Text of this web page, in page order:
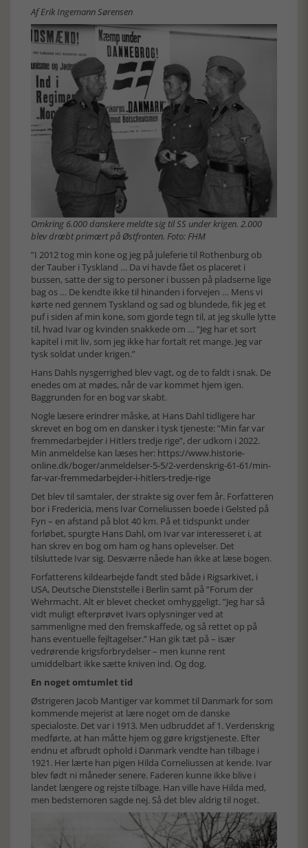
Af Erik Ingemann Sørensen
Omkring 6.000 danskere meldte sig til SS under krigen. 2.000
blev dræbt primært på Østfronten. Foto: FHM
”I 2012 tog min kone og jeg på juleferie til Rothenburg ob
der Tauber i Tyskland … Da vi havde fået os placeret i
bussen, satte der sig to personer i bussen på pladserne lige
bag os … De kendte ikke til hinanden i forvejen … Mens vi
kørte ned gennem Tyskland og sad og blundede, fik jeg et
puf i siden af min kone, som gjorde tegn til, at jeg skulle lytte
til, hvad Ivar og kvinden snakkede om … ”Jeg har et sort
kapitel i mit liv, som jeg ikke har fortalt ret mange. Jeg var
tysk soldat under krigen.”
Hans Dahls nysgerrighed blev vagt, og de to faldt i snak. De
enedes om at mødes, når de var kommet hjem igen.
Baggrunden for en bog var skabt.
Nogle læsere erindrer måske, at Hans Dahl tidligere har
skrevet en bog om en dansker i tysk tjeneste: ”Min far var
fremmedarbejder i Hitlers tredje rige”, der udkom i 2022.
Min anmeldelse kan læses her: https://www.historie-
online.dk/boger/anmeldelser-5-5/2-verdenskrig-61-61/min-
far-var-fremmedarbejder-i-hitlers-tredje-rige
Det blev til samtaler, der strakte sig over fem år. Forfatteren
bor i Fredericia, mens Ivar Corneliussen boede i Gelsted på
Fyn – en afstand på blot 40 km. På et tidspunkt under
forløbet, spurgte Hans Dahl, om Ivar var interesseret i, at
han skrev en bog om ham og hans oplevelser. Det
tilsluttede Ivar sig. Desværre nåede han ikke at læse bogen.
Forfatterens kildearbejde fandt sted både i Rigsarkivet, i
USA, Deutsche Dienststelle i Berlin samt på ”Forum der
Wehrmacht. Alt er blevet checket omhyggeligt. ”Jeg har så
vidt muligt efterprøvet Ivars oplysninger ved at
sammenligne med den fremskaffede, og så rettet op på
hans eventuelle fejltagelser.” Han gik tæt på – især
vedrørende krigsforbrydelser – men kunne rent
umiddelbart ikke sætte kniven ind. Og dog.
En noget omtumlet tid
Østrigeren Jacob Mantiger var kommet til Danmark for som
kommende mejerist at lære noget om de danske
specialoste. Det var i 1913. Men udbruddet af 1. Verdenskrig
medførte, at han måtte hjem og gøre krigstjeneste. Efter
endnu et afbrudt ophold i Danmark vendte han tilbage i
1921. Her lærte han pigen Hilda Corneliussen at kende. Ivar
blev født ni måneder senere. Faderen kunne ikke blive i
landet længere og rejste tilbage. Han ville have Hilda med,
men bedstemoren sagde nej. Så det blev aldrig til noget.